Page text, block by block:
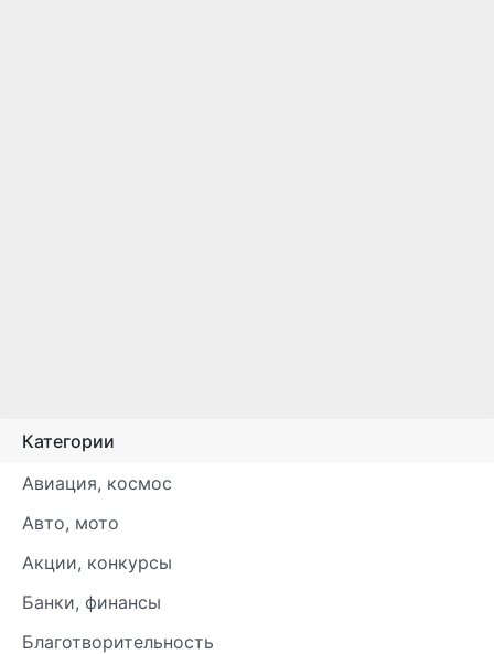
Категории
Авиация, космос
Авто, мото
Акции, конкурсы
Банки, финансы
Благотворительность